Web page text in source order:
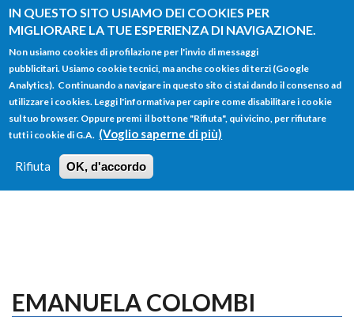
IN QUESTO SITO USIAMO DEI COOKIES PER
MIGLIORARE LA TUE ESPERIENZA DI NAVIGAZIONE.
Non usiamo cookies di profilazione per l'invio di messaggi
pubblicitari. Usiamo cookie tecnici, ma anche cookies di terzi (Google
Analytics). Continuando a navigare in questo sito ci stai dando il consenso ad
utilizzare i cookies. Leggi l'informativa per capire come disabilitare i cookie
sul tuo browser. Oppure premi il bottone "Rifiuta", qui vicino, per rifiutare
tutti i cookie di G.A. (Voglio saperne di più)
Rifiuta OK, d'accordo
Salta al contenuto principale
FORM
DI
RICERCA
Main menu
HOME TUTTI I PROFILI
LOGIN
EMANUELA COLOMBI